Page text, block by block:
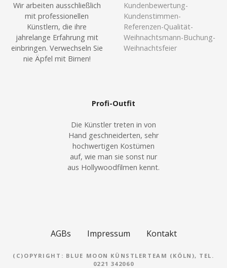
Wir arbeiten ausschließlich
mit professionellen
Künstlern, die ihre
jahrelange Erfahrung mit
einbringen. Verwechseln Sie
nie Äpfel mit Birnen!
Profi-Outfit
Die Künstler treten in von
Hand geschneiderten, sehr
hochwertigen Kostümen
auf, wie man sie sonst nur
aus Hollywoodfilmen kennt.
AGBs Impressum Kontakt
(C)OPYRIGHT: BLUE MOON KÜNSTLERTEAM (KÖLN), TEL.
0221 342060